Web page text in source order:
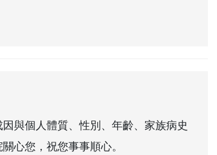
與個人體質、性別、年齡、家族病史
心您，祝您事事順心。